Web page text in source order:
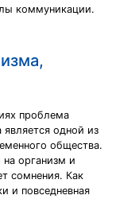
коммуникации.
проблема
одной из
общества.
на организм и
сомнения. Как
и повседневная